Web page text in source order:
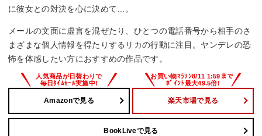
に彼女との対決を心に決めて…。
メールの文面に虚言を混ぜたり、ひとつの電話番号から相手のさ
まざまな個人情報を得たりするリカの行動に注目。ヤンデレの恐
怖を体感したい方におすすめの作品です。
Amazonで見る 楽天市場で見る
BookLiveで見る